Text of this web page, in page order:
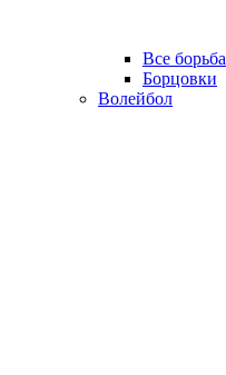
Все борьба
Борцовки
Волейбол